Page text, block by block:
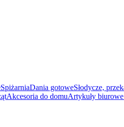
SpiżarniaDania gotoweSłodycze,
Akcesoria do domuArtykuły